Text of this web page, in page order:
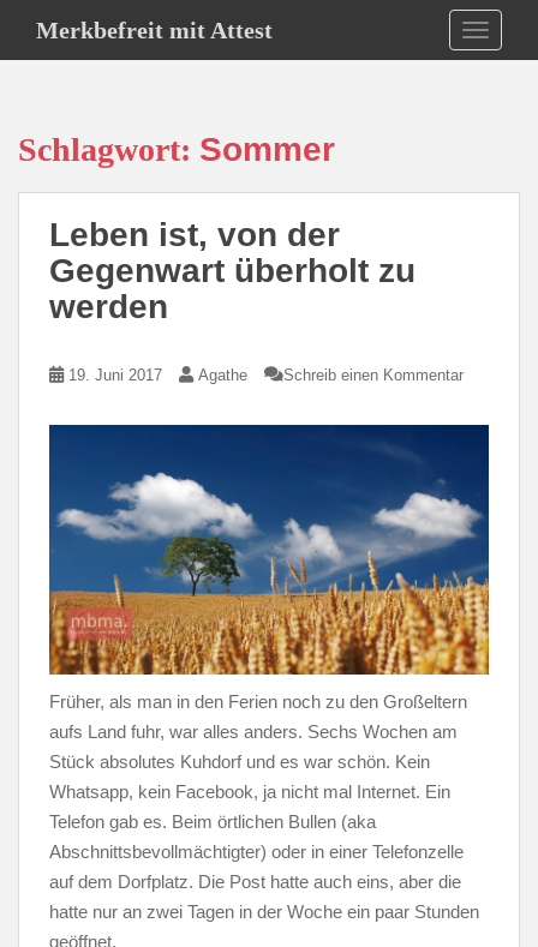
Merkbefreit mit Attest
Schlagwort: Sommer
Leben ist, von der
Gegenwart überholt zu
werden
19. Juni 2017 Agathe Schreib einen Kommentar
Früher, als man in den Ferien noch zu den Großeltern
aufs Land fuhr, war alles anders. Sechs Wochen am
Stück absolutes Kuhdorf und es war schön. Kein
Whatsapp, kein Facebook, ja nicht mal Internet. Ein
Telefon gab es. Beim örtlichen Bullen (aka
Abschnittsbevollmächtigter) oder in einer Telefonzelle
auf dem Dorfplatz. Die Post hatte auch eins, aber die
hatte nur an zwei Tagen in der Woche ein paar Stunden
geöffnet.